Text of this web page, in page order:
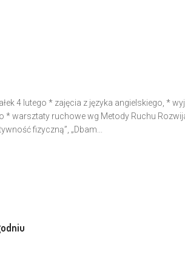
4 lutego * zajęcia z języka angielskiego, *
* warsztaty ruchowe wg Metody Ruchu
fizyczną”, „Dbam...